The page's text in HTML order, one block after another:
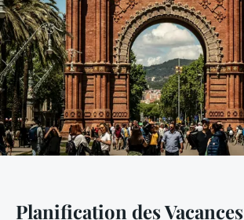
Planification des Vacances